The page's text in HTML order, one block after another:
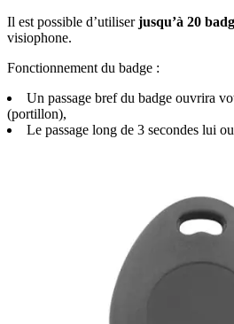
Il est possible d’utiliserjusqu’à 20
visiophone.
Fonctionnement du badge :
Un passage bref du badge ouvrira
(portillon),
Le passage long de 3 secondes lui